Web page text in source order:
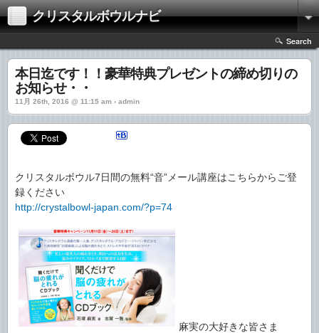
クリスタルボウルナビ
Search
本日迄です！！豪華特典プレゼントの締め切りの
お知らせ・・
11月 26th, 2016 @ 11:15 am › admin
クリスタルボウル7日間の無料“音”メール講座はこちらからご登
録ください
http://crystalbowl-japan.com/?p=74
麻実の大好きな皆さま